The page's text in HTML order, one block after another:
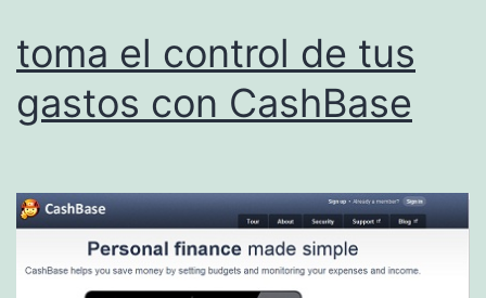
toma el control de tus
gastos con CashBase